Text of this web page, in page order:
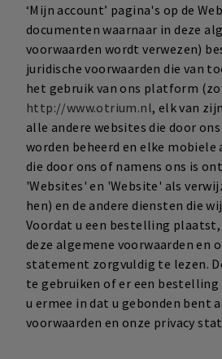
‘Mijn account’ pagina's op de
documenten waarnaar in deze
voorwaarden wordt verwezen)
juridische voorwaarden die van
het gebruik van ons platform
http://www.otrium.nl, elk van
alle andere websites die door
worden beheerd en elke mobiele
die door ons of namens ons is
'Websites' en 'Website' als
hen) en de andere diensten die
Voordat u een bestelling plaatst,
deze algemene voorwaarden en
statement zorgvuldig te lezen.
te gebruiken of er een
u ermee in dat u gebonden bent
voorwaarden en onze privacy